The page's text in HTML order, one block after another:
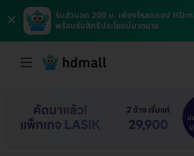
×
รับส่วนลด 200 บ. เพียงโหลดแอป
พร้อมรับสิทธิประโยชน์มากมาย